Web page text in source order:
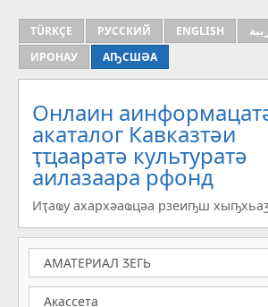
TÜRKÇE РУССКИЙ ENGLISH
ИРОНАУ
АҦСШӘА
Онлаин
aкаталог Кавказтәи
ҭҵааратә культуратә
аилазаара рфонд
Иҭаҩу ахархәаҩцәа рзеиҧш